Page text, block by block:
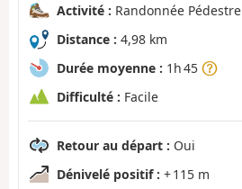
Activité : Randonnée Pédestre
Distance : 4,98 km
Durée moyenne : 1h 45
Difficulté : Facile
Retour au départ : Oui
Dénivelé positif : + 115 m